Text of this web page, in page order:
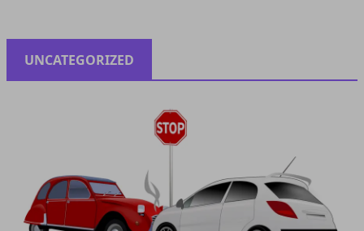
UNCATEGORIZED